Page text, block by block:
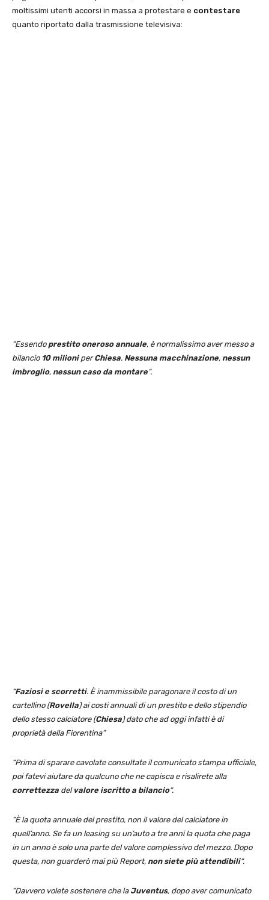
moltissimi utenti accorsi in massa a protestare e contestare
quanto riportato dalla trasmissione televisiva:
“Essendo prestito oneroso annuale, è normalissimo aver messo a
bilancio 10 milioniperChiesa. Nessuna macchinazione, nessun
imbroglio, nessun caso da montare“.
“Faziosi e scorretti. È inammissibile paragonare il costo di un
cartellino (Rovella) ai costi annuali di un prestito e dello stipendio
dello stesso calciatore (Chiesa) dato che ad oggi infatti è di
proprietà della Fiorentina”
“Prima di sparare cavolate consultate il comunicato stampa ufficiale,
poi fatevi aiutare da qualcuno che ne capisca e risalirete alla
correttezza del valore iscritto a bilancio“.
“È la quota annuale del prestito, non il valore del calciatore in
quell’anno. Se fa un leasing su un’auto a tre anni la quota che paga
in un anno è solo una parte del valore complessivo del mezzo. Dopo
questa, non guarderò mai più Report, non siete più attendibili“.
“Davvero volete sostenere che la Juventus, dopo aver comunicato